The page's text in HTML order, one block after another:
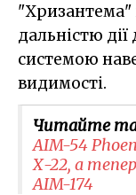
"Хризантема"
дальністю
системою
видимості.
Читайте
AIM-54
Х-22, а тепер
AIM-174